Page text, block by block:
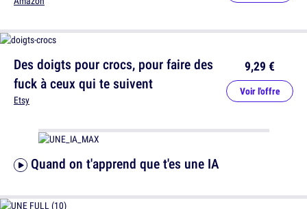
Des doigts pour crocs, pour faire des
fuck à ceux qui te suivent
Etsy
9,29 €
Voir l'offre
Quand on t'apprend que t'es une IA